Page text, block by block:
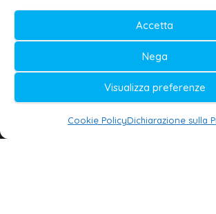
Accetta
Nega
Visualizza preferenze
Cookie PolicyDichiarazione sulla
Testata iscritta al n. 11/2020
Stampa Tribunale di
Editore e direttore
Daniele G. Masciullo
Galatina24 è marchio registrato
delle Imprese